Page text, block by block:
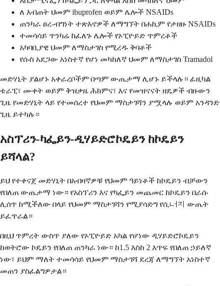
ለ እብጠት ህመም ibuprofen ወይም ሌሎች NSAIDs
ጠንካራ ፀረ-ብግነት ተጽእኖዎች ለማግኘት በሐኪም የታዘዙ NSAIDs
ተመሳሳይ ጥንካሬ ከፈለጉ ሌሎች የኦፒዮይድ ጥምረቶች
አካባቢያዊ ህመም ለማስታገስ የሚረዱ ቅባቶች
የሱስ አደጋው አነስተኛ የሆነ መካከለኛ ህመም ለማስታገስ Tramadol
መድሃኒት ያልሆኑ አቀራረቦችም በጣም ውጤታማ ሊሆኑ ይችላሉ። ፊዚካል
ቴራፒ፣ ሙቀት ወይም ቅዝቃዜ ሕክምና፣ እና የመዝናናት ዘዴዎች ብዙውን
ጊዜ የመድሃኒት ላይ የተመሰረተ የህመም ማስታገሻን ያሟላሉ ወይም አንዳንድ
ጊዜ ይተካሉ።
አስፕሪን-ካፌይን-ዲሃይድሮኮዴይን ከኮዴይን
ይሻላል?
ይህ የተቀናጀ መድሃኒት በአብዛኛዎቹ የህመም ዓይነቶች ከኮዴይን ብቻውን
የበለጠ ውጤታማ ነው። የአስፕሪን እና የካፌይን መጨመር ከኮዴይን በራሱ
ሊሰጥ ከሚችለው በላይ የህመም ማስታገሻን የሚያሳድግ የሲ너지 ውጤት
ይፈጥራል።
በዚህ ጥምረት ውስጥ ያለው የኦፒዮይድ አካል የሆነው ዲሃይድሮኮዴይን
ከወትሮው ኮዴይን የበለጠ ጠንካራ ነው። ከ1.5 እስከ 2 እጥፍ የበለጠ ኃይለኛ
ነው፣ ይህም ማለት ተመሳሳይ የህመም ማስታገሻ ደረጃ ለማግኘት አነስተኛ
መጠን ያስፈልግዎታል።